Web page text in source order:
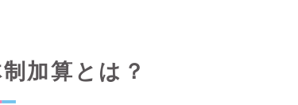
加算とは？